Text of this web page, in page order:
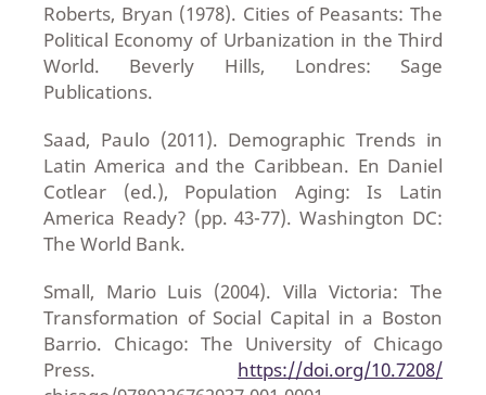
Roberts, Bryan (1978). Cities of Peasants: The
Political Economy of Urbanization in the Third
World. Beverly Hills, Londres: Sage
Publications.
Saad, Paulo (2011). Demographic Trends in
Latin America and the Caribbean. En Daniel
Cotlear (ed.), Population Aging: Is Latin
America Ready? (pp. 43-77). Washington DC:
The World Bank.
Small, Mario Luis (2004). Villa Victoria: The
Transformation of Social Capital in a Boston
Barrio. Chicago: The University of Chicago
Press. https://doi.org/10.7208/